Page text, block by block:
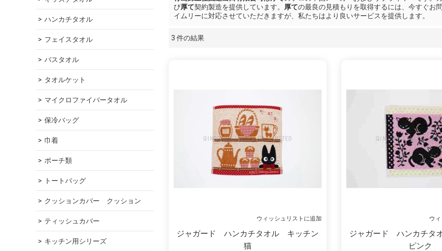
ハンカチタオル
フェイスタオル
バスタオル
タオルケット
マイクロファイバータオル
保冷バッグ
巾着
ポーチ類
トートバッグ
クッションカバー　クッション
ティッシュカバー
キッチン用シリーズ
び厚て契約製造を提供しています。 厚ての最良の見積もりを取得するには、今すぐお
イムリーに対応させていただきますが、私たちはより良いサービスを提供します。
3 件の結果
ウィッシュリストに追加
ジャガード ハンカチタオル キッチン
猫
ウ
ジャガード ハンカチ
ピンク